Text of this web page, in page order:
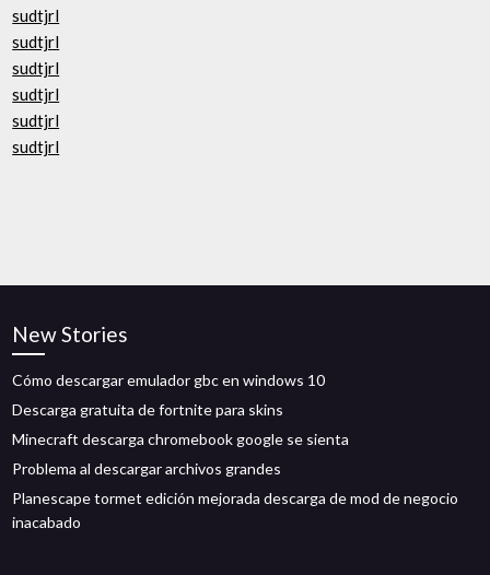
sudtjrl
sudtjrl
sudtjrl
sudtjrl
sudtjrl
sudtjrl
New Stories
Cómo descargar emulador gbc en windows 10
Descarga gratuita de fortnite para skins
Minecraft descarga chromebook google se sienta
Problema al descargar archivos grandes
Planescape tormet edición mejorada descarga de mod de negocio
inacabado